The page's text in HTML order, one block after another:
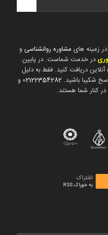
مشاوره روانشناسی و
در خدمت شماست. در پایین
دریافت کنید. فقط به دلیل
شکیبا باشید. 02122354282 و
در کنار شما هستند.
اشتراک
به خوراک RSS